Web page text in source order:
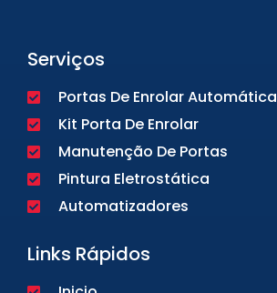
Serviços
Portas De Enrolar Automática
Kit Porta De Enrolar
Manutenção De Portas
Pintura Eletrostática
Automatizadores
Links Rápidos